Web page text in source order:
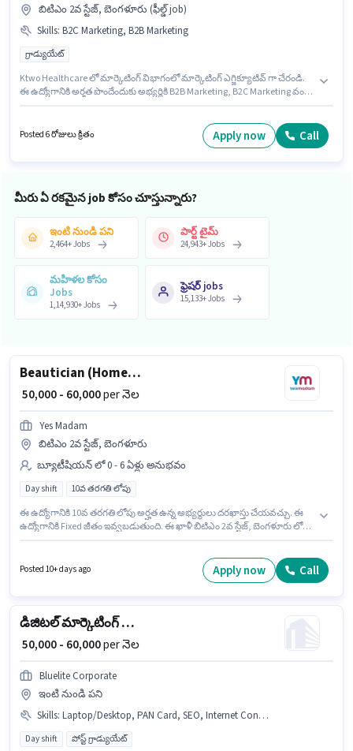
బిటిఎం 2వ స్టేజ్, బెంగళూరు (ఫీల్డ్ job)
Skills: B2C Marketing, B2B Marketing
గ్రాడ్యుయేట్
Ktwo Healthcare లో మార్కెటింగ్ విభాగంలో మార్కెటింగ్ ఎగ్జిక్యూటివ్ గా చేరండి.
ఈ ఉద్యోగానికి అర్హత పొందేందుకు అభ్యర్థికి B2B Marketing, B2C Marketing వంటి
ఉద్యోగానికి Fixed జీతం అందుబాటులో ఉంది. ఈ ఉద్యోగం బిటిఎం 2వ స్టేజ్,
బెంగళూరు లో ఉంది. అదనపు PF లు ఉద్యోగ స్థాయి మరియు కంపెనీ పాలసీలపై
Posted 6 రోజులు క్రితం Apply now Call
మీరు ఏ రకమైన job కోసం చూస్తున్నారు?
ఇంటి నుండి పని
2,464+Jobs
పార్ట్ టైమ్
24,943+Jobs
మహిళల కోసం
Jobs
1,14,930+Jobs
ఫ్రెషర్ jobs
15,133+Jobs
Beautician (Home Services)
₹ 50,000 - 60,000per నెల
Yes Madam
బిటిఎం 2వ స్టేజ్, బెంగళూరు
బ్యూటీషియన్ లో 0 - 6 ఏళ్లు అనుభవం
Day shift 10వ తరగతి లోపు
ఈ ఉద్యోగానికి 10వ తరగతి లోపు అర్హత ఉన్న అభ్యర్థులు దరఖాస్తు చేయవచ్చు. ఈ
ఉద్యోగానికి Fixed జీతం ఇవ్వబడుతుంది. ఈ ఖాళీ బిటిఎం 2వ స్టేజ్, బెంగళూరు లో
సంవత్సరాల అనుభవం ఉన్న వారికి కోసం అనుకూలంగా ఉంటుంది. మీరు నెలకు
₹60000 వరకు సంపాదించవచ్చు. ఈ ఉద్యోగం Full Time ప్రాతిపదికపై, DAY shift
Posted 10+ days ago Apply now Call
డిజిటల్ మార్కెటింగ్ ఎగ్జిక్యూటివ్
₹ 50,000 - 60,000per నెల
Bluelite Corporate
ఇంటి నుండి పని
Skills: Laptop/Desktop, PAN Card, SEO, Internet Connection, Google AdWords, Aadhar Card, Digital Campaigns, Social Media, Google Analytics, Smartphone, Bank Account
Day shift పోస్ట్ గ్రాడ్యుయేట్